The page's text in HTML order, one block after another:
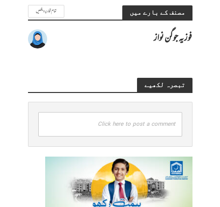
مصنف کے بارے میں تمام تحاریر دیکھیں
فوزیہ جوگن نواز
تبصرہ لکھیے
Click here to post a comment